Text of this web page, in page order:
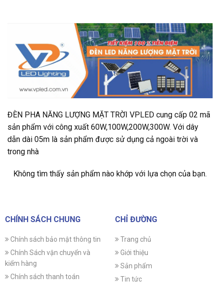
ĐÈN PHA NĂNG LƯỢNG MẶT TRỜI VPLED cung cấp 02 mã
sản phẩm với công xuất 60W,100W,200W,300W. Với dây
dẫn dài 05m là sản phẩm được sử dụng cả ngoài trời và
trong nhà
Không tìm thấy sản phẩm nào khớp với lựa chọn của bạn.
CHÍNH SÁCH CHUNG
Chính sách bảo mật thông tin
Chính Sách vận chuyển và
kiểm hàng
Chính sách thanh toán
CHỈ ĐƯỜNG
Trang chủ
Giới thiệu
Sản phẩm
Tin tức